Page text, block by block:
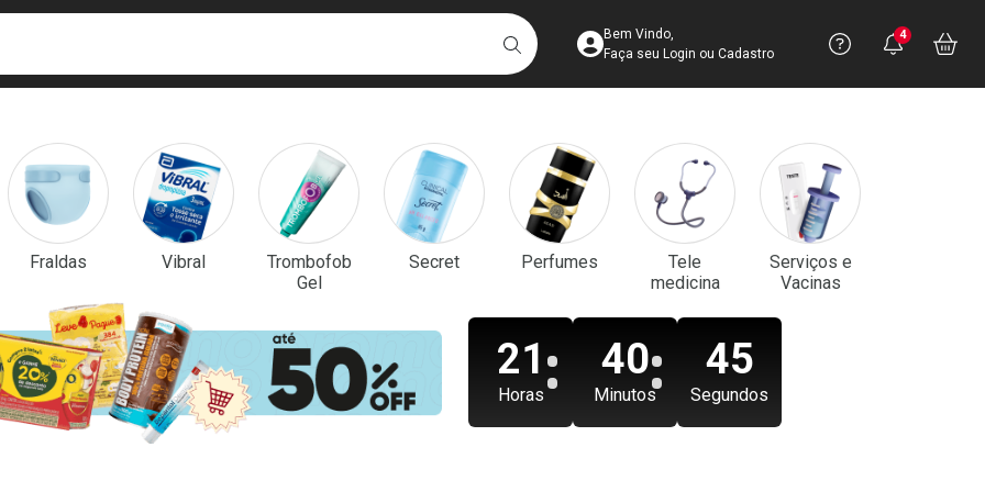
BUSCARAcesse sua Conta
Bem Vindo,
Faça seu Login ou Cadastro
Precisa de
Ver Recursos
Você
4
Destaque
Fraldas Vibral
Trombofob
Gel
Secret Perfumes
Tele
medicina
Serviços e
Vacinas
Horas
21
Minutos
40
Segundos
43